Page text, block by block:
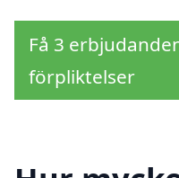
Få 3
förpliktelser